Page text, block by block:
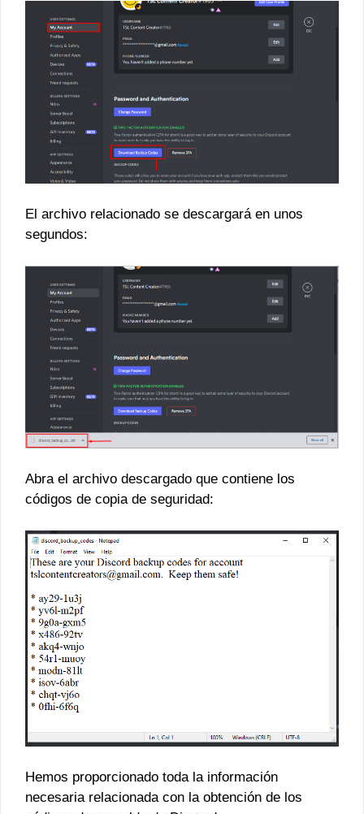
El archivo relacionado se descargará en unos
segundos:
Abra el archivo descargado que contiene los
códigos de copia de seguridad:
Hemos proporcionado toda la información
necesaria relacionada con la obtención de los